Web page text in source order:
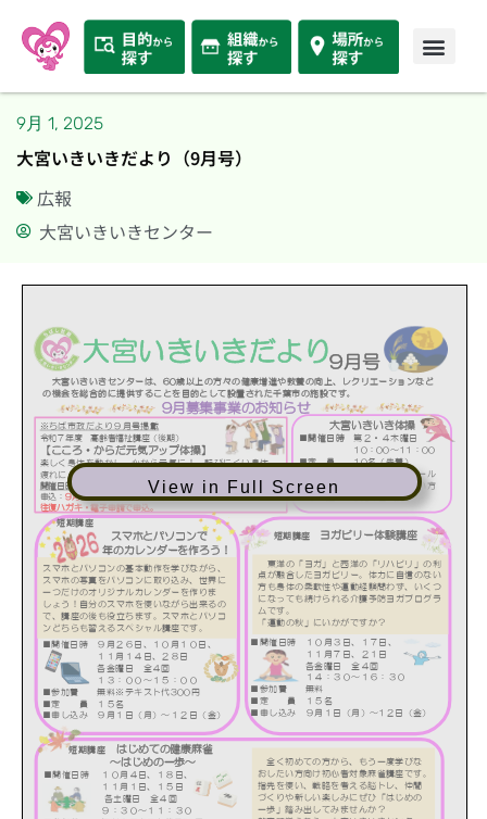
9月 1, 2025
大宮いきいきだより（9月号）
広報
大宮いきいきセンター
View in Full Screen